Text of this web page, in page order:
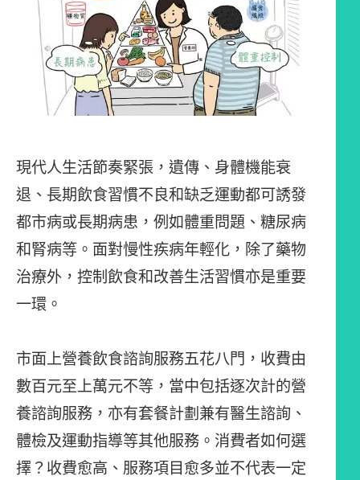
現代人生活節奏緊張，遺傳、身體機能衰
退、長期飲食習慣不良和缺乏運動都可誘發
都市病或長期病患，例如體重問題、糖尿病
和腎病等。面對慢性疾病年輕化，除了藥物
治療外，控制飲食和改善生活習慣亦是重要
一環。
市面上營養飲食諮詢服務五花八門，收費由
數百元至上萬元不等，當中包括逐次計的營
養諮詢服務，亦有套餐計劃兼有醫生諮詢、
體檢及運動指導等其他服務。消費者如何選
擇？收費愈高、服務項目愈多並不代表一定